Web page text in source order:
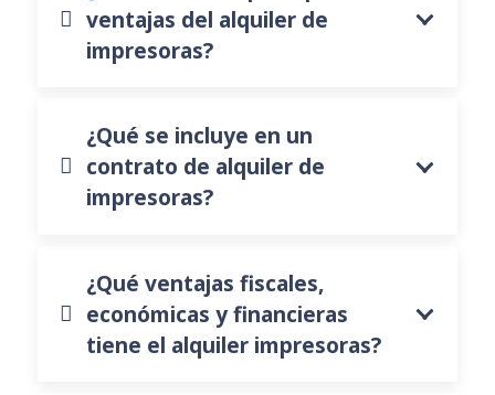
ventajas del alquiler de
impresoras?
¿Qué se incluye en un
contrato de alquiler de
impresoras?
¿Qué ventajas fiscales,
económicas y financieras
tiene el alquiler impresoras?